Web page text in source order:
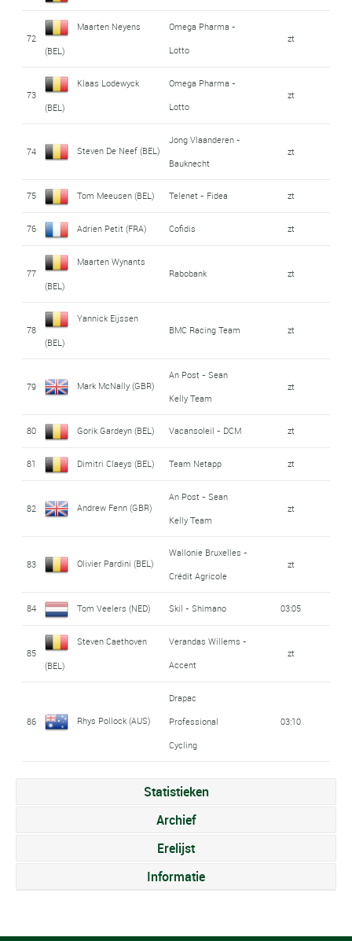
72
Maarten Neyens
(BEL)
Omega Pharma -
Lotto
zt
73
Klaas Lodewyck
(BEL)
Omega Pharma -
Lotto
zt
74 Steven De Neef (BEL)
Jong Vlaanderen -
Bauknecht
zt
75 Tom Meeusen (BEL) Telenet - Fidea zt
76 Adrien Petit (FRA) Cofidis zt
77
Maarten Wynants
(BEL)
Rabobank zt
78
Yannick Eijssen
(BEL)
BMC Racing Team zt
79 Mark McNally (GBR)
An Post - Sean
Kelly Team
zt
80 Gorik Gardeyn (BEL) Vacansoleil - DCM zt
81 Dimitri Claeys (BEL) Team Netapp zt
82 Andrew Fenn (GBR)
An Post - Sean
Kelly Team
zt
83 Olivier Pardini (BEL)
Wallonie Bruxelles -
Crédit Agricole
zt
84 Tom Veelers (NED) Skil - Shimano 03:05
85
Steven Caethoven
(BEL)
Verandas Willems -
Accent
zt
86 Rhys Pollock (AUS)
Drapac
Professional
Cycling
03:10
Statistieken
Archief
Erelijst
Informatie